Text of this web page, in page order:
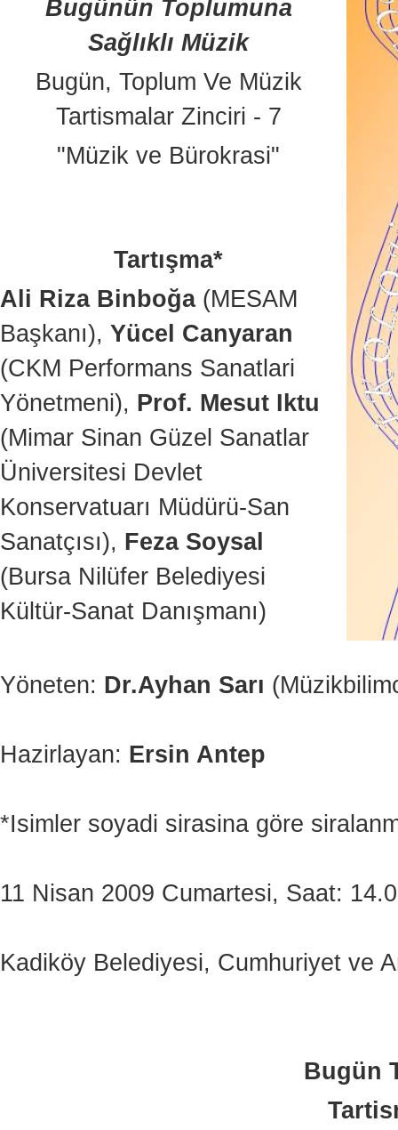
Bugünün Toplumuna
Sağlıklı Müzik
Bugün, Toplum Ve Müzik
Tartismalar Zinciri - 7
"Müzik ve Bürokrasi"
Tartışma*
Ali Riza Binboğa (MESAM
Başkanı), Yücel Canyaran
(CKM Performans Sanatlari
Yönetmeni), Prof. Mesut Iktu
(Mimar Sinan Güzel Sanatlar
Üniversitesi Devlet
Konservatuarı Müdürü-San
Sanatçısı), Feza Soysal
(Bursa Nilüfer Belediyesi
Kültür-Sanat Danışmanı)
Yöneten: Dr.Ayhan Sarı
Hazirlayan: Ersin Antep
*Isimler soyadi sirasina göre
11 Nisan 2009 Cumartesi, Saat:
Kadiköy Belediyesi, Cumhuriyet ve
Bugün